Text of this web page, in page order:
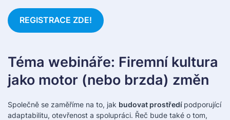
REGISTRACE ZDE!
Téma webináře: Firemní kultura
jako motor (nebo brzda) změn
Společně se zaměříme na to, jak budovat prostředí podporující
adaptabilitu, otevřenost a spolupráci. Řeč bude také o tom,